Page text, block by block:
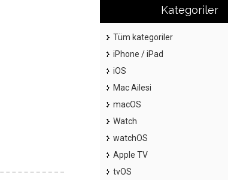
Kategoriler
Tüm kategoriler
iPhone / iPad
iOS
Mac Ailesi
macOS
Watch
watchOS
Apple TV
tvOS